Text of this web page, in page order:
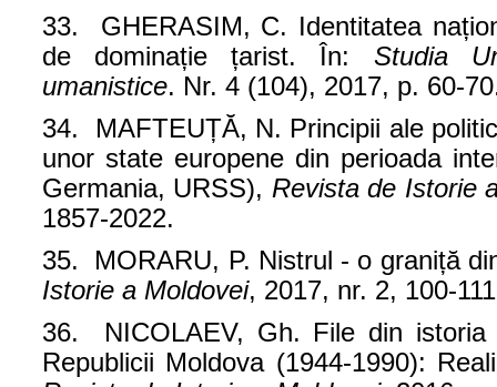
33. GHERASIM, C. Identitatea
de dominație țarist. În: Studia
umanistice. Nr. 4 (104), 2017, p. 60-
34. MAFTEUȚĂ, N. Principii ale
unor state europene din perioada
Germania, URSS), Revista de Istorie
1857-2022.
35. MORARU, P. Nistrul - o graniță
Istorie a Moldovei, 2017, nr. 2, 100-
36. NICOLAEV, Gh. File din istoria
Republicii Moldova (1944-1990):